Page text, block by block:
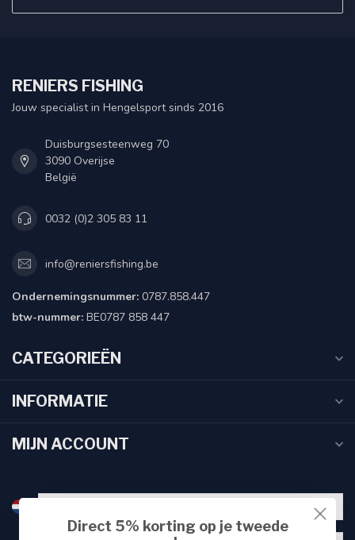
RENIERS FISHING
Jouw specialist in Hengelsport sinds 2016
Duisburgsesteenweg 70
3090 Overijse
België
0032 (0)2 305 83 11
info@reniersfishing.be
Ondernemingsnummer: 0787.858.447
btw-nummer: BE0787 858 447
CATEGORIEËN
INFORMATIE
MIJN ACCOUNT
Direct 5% korting op je tweede